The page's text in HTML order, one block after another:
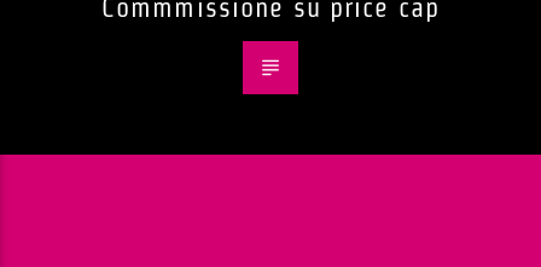
Commmissione su price cap